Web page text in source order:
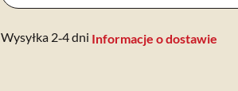
Wysyłka 2‑4 dni Informacje o dostawie